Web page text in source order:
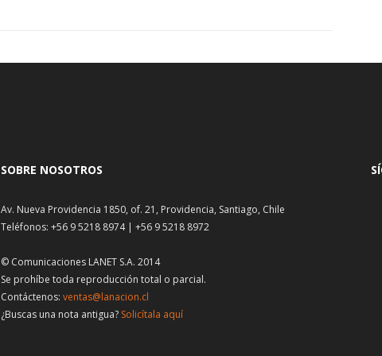
SOBRE NOSOTROS
Av. Nueva Providencia 1850, of. 21, Providencia, Santiago, Chile
Teléfonos: +56 9 5218 8974 | +56 9 5218 8972
© Comunicaciones LANET S.A. 2014
Se prohíbe toda reproducción total o parcial.
Contáctenos: ventas@lanacion.cl
¿Buscas una nota antigua? Solicítala aquí